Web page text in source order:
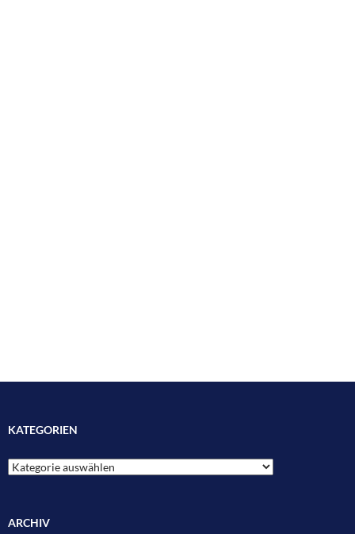
KATEGORIEN
Kategorien
ARCHIV